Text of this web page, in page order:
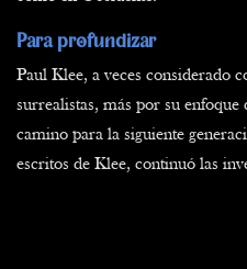
Para profundizar
Paul Klee, a veces considerado
surrealistas, más por su
camino para la siguiente
escritos de Klee, continuó las